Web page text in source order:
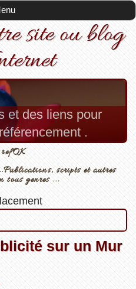
site ou blog
et des liens pour
.
refOK
scripts et autres
tous genres ...
sur un Mur